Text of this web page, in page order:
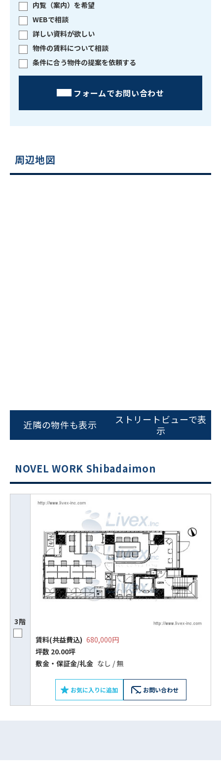
内覧（案内）を希望
WEBで相談
詳しい資料が欲しい
物件の賃料について相談
条件に合う物件の提案を依頼する
フォームでお問い合わせ
周辺地図
近隣の物件も表示
ストリートビューで表
示
NOVEL WORK Shibadaimon
3階
賃料(共益費込) 680,000円
坪数 20.00坪
敷⾦‧保証⾦/礼⾦ なし / 無
お気に入りに追加 お問い合わせ
スムーズにご案内できます
0120-620-213
平日 9:00〜18:00